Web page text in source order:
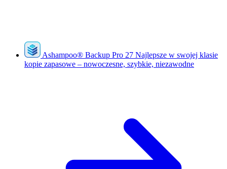
Ashampoo® Backup Pro 27 Najlepsze w swojej klasie
kopie zapasowe – nowoczesne, szybkie, niezawodne